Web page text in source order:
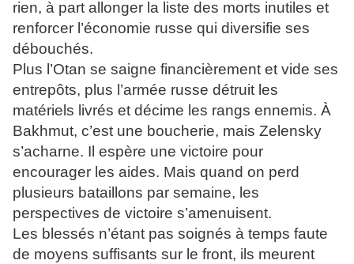
rien, à part allonger la liste des morts inutiles et
renforcer l’économie russe qui diversifie ses
débouchés.
Plus l’Otan se saigne financièrement et vide ses
entrepôts, plus l’armée russe détruit les
matériels livrés et décime les rangs ennemis. À
Bakhmut, c’est une boucherie, mais Zelensky
s’acharne. Il espère une victoire pour
encourager les aides. Mais quand on perd
plusieurs bataillons par semaine, les
perspectives de victoire s’amenuisent.
Les blessés n’étant pas soignés à temps faute
de moyens suffisants sur le front, ils meurent